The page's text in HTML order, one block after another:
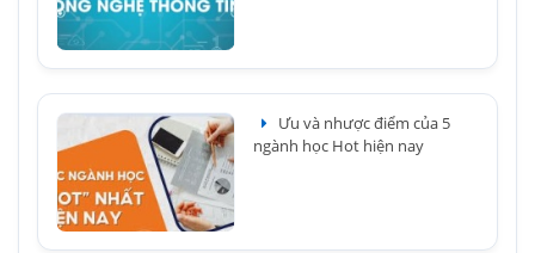
Ưu và nhược điểm của 5
ngành học Hot hiện nay